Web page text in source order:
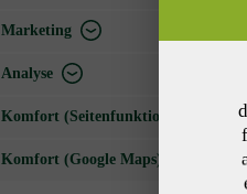
Marketing
Analyse
Komfort (Seitenfunktionalität)
Komfort (Google Maps)